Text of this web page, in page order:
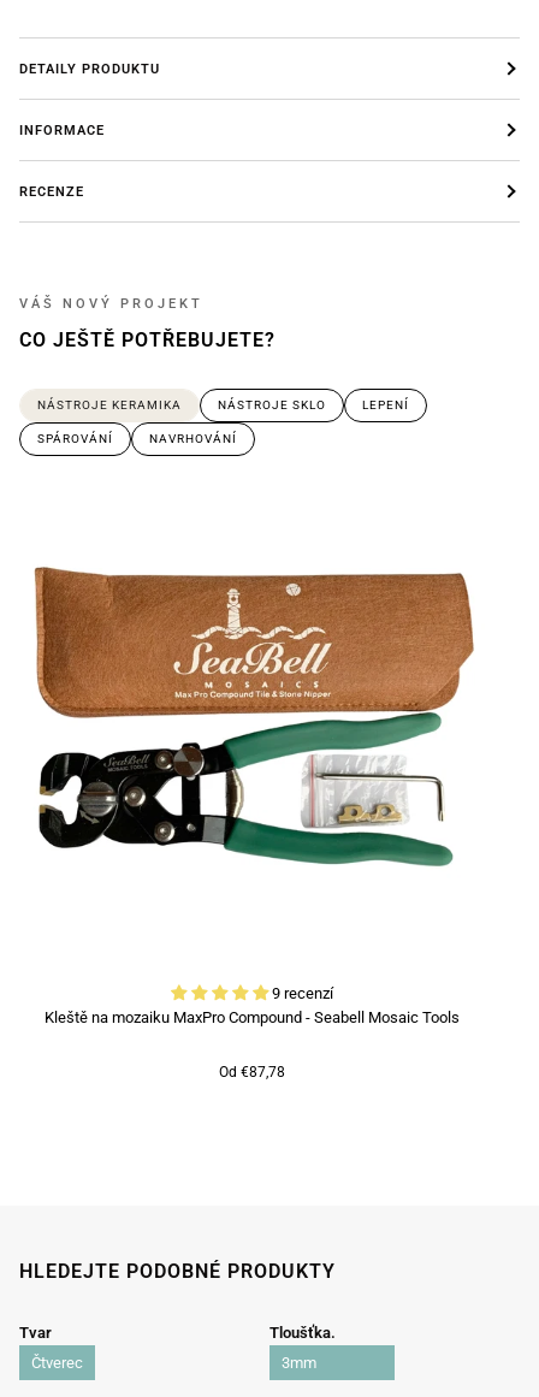
DETAILY PRODUKTU
INFORMACE
RECENZE
VÁŠ NOVÝ PROJEKT
CO JEŠTĚ POTŘEBUJETE?
NÁSTROJE KERAMIKA NÁSTROJE SKLO LEPENÍ
SPÁROVÁNÍ NAVRHOVÁNÍ
9 recenzí
Kleště na mozaiku MaxPro Compound - Seabell Mosaic Tools
Od €87,78
HLEDEJTE PODOBNÉ PRODUKTY
Tvar
Čtverec
Tloušťka.
3mm